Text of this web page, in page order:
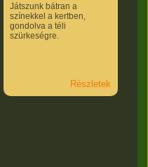
Játszunk bátran a
színekkel a kertben,
gondolva a téli
szürkeségre.
Részletek